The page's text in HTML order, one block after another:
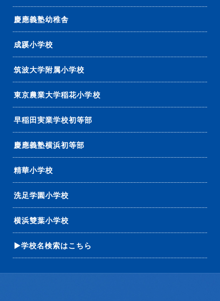
慶應義塾幼稚舎
成蹊小学校
筑波大学附属小学校
東京農業大学稲花小学校
早稲田実業学校初等部
慶應義塾横浜初等部
精華小学校
洗足学園小学校
横浜雙葉小学校
▶学校名検索はこちら